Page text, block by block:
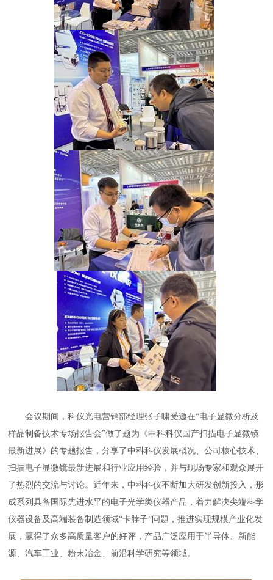
会议期间，科仪光电营销部经理张子啸受邀在“电子显微分析及
样品制备技术专场报告会”做了题为《中科科仪国产扫描电子显微镜
最新进展》的专题报告，分享了中科科仪发展概况、公司核心技术、
扫描电子显微镜最新进展和行业应用经验，并与现场专家和观众展开
了热烈的交流与讨论。近年来，中科科仪不断加大研发创新投入，形
成系列具备国际先进水平的电子光学类仪器产品，着力解决尖端科学
仪器设备及高端装备制造领域“卡脖子”问题，推进实现规模产业化发
展，赢得了众多高质量客户的好评，产品广泛应用于半导体、新能
源、汽车工业、粉末冶金、前沿科学研究等领域。